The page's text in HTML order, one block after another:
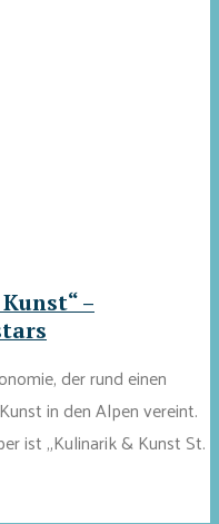
–
der rund einen
in den Alpen vereint.
ist „Kulinarik & Kunst St.